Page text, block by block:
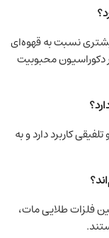
نسبت به قهوه‌ای
دکوراسیون محبوبیت
کاربرد دارد و به
فلزات طلایی مات،